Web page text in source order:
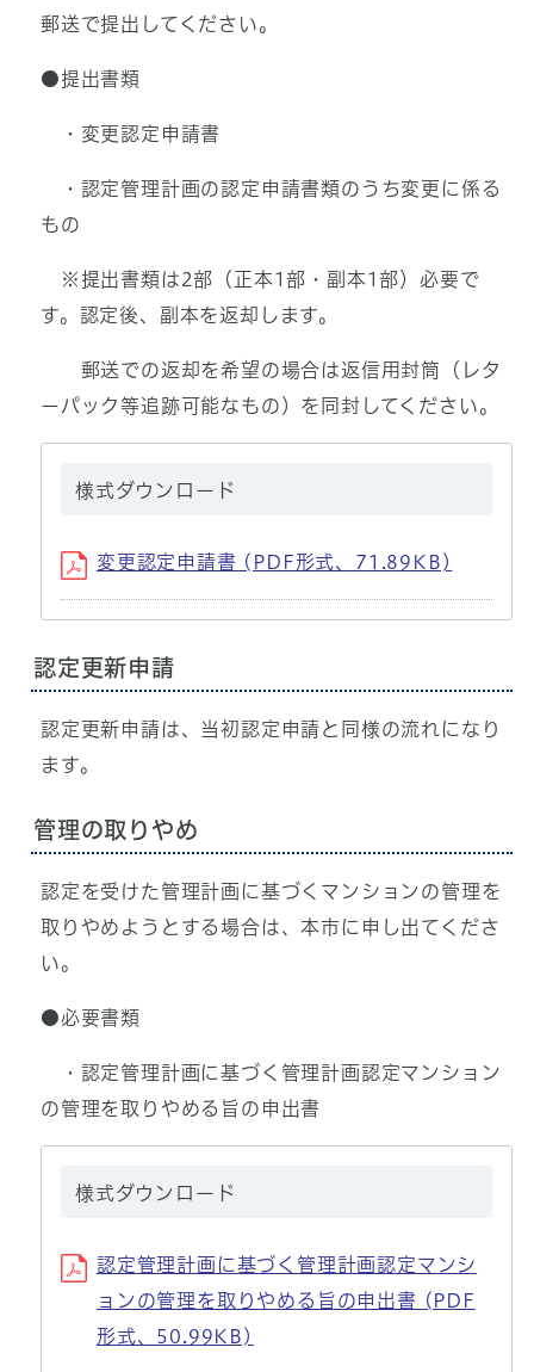
郵送で提出してください。
●提出書類
・変更認定申請書
・認定管理計画の認定申請書類のうち変更に係る
もの
※提出書類は2部（正本1部・副本1部）必要で
す。認定後、副本を返却します。
郵送での返却を希望の場合は返信用封筒（レタ
ーパック等追跡可能なもの）を同封してください。
様式ダウンロード
変更認定申請書 (PDF形式、71.89KB)
認定更新申請
認定更新申請は、当初認定申請と同様の流れになり
ます。
管理の取りやめ
認定を受けた管理計画に基づくマンションの管理を
取りやめようとする場合は、本市に申し出てくださ
い。
●必要書類
・認定管理計画に基づく管理計画認定マンション
の管理を取りやめる旨の申出書
様式ダウンロード
認定管理計画に基づく管理計画認定マンシ
ョンの管理を取りやめる旨の申出書 (PDF
形式、50.99KB)